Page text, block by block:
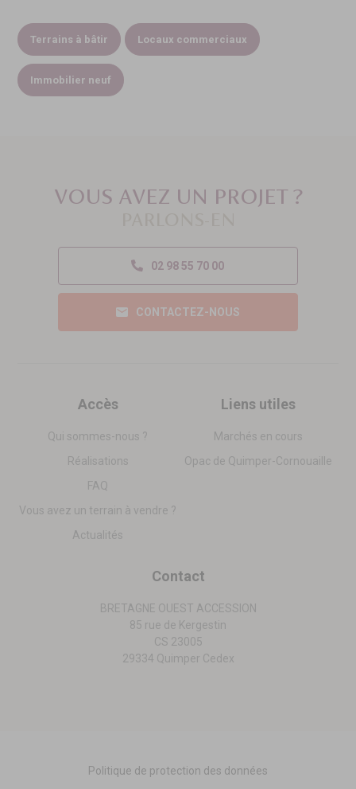
Terrains à bâtir Locaux commerciaux
Immobilier neuf
VOUS AVEZ UN PROJET ?
02 98 55 70 00
CONTACTEZ-NOUS
Accès
Qui sommes-nous ?
Réalisations
FAQ
Vous avez un terrain à vendre ?
Actualités
Liens utiles
Marchés en cours
Opac de Quimper-Cornouaille
Contact
BRETAGNE OUEST ACCESSION
85 rue de Kergestin
CS 23005
29334 Quimper Cedex
Politique de protection des données